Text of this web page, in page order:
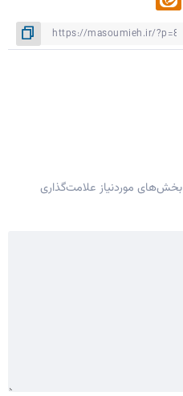
بخش‌های موردنیاز علامت‌گذاری